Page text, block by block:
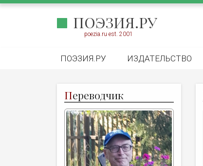
ПОЭЗИЯ.РУ
poezia.ru est. 2001
ПОЭЗИЯ.РУ ИЗДАТЕЛЬСТВО
Переводчик